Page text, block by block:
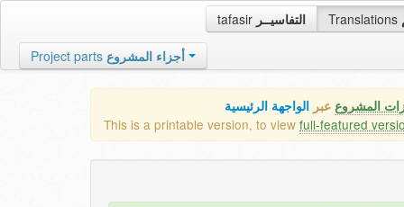
tafasir التفاسيــر Translations
Project parts أجزاء المشروع
المشروع عبر الواجهة الرئيسية
This is a printable version, to view full-featured